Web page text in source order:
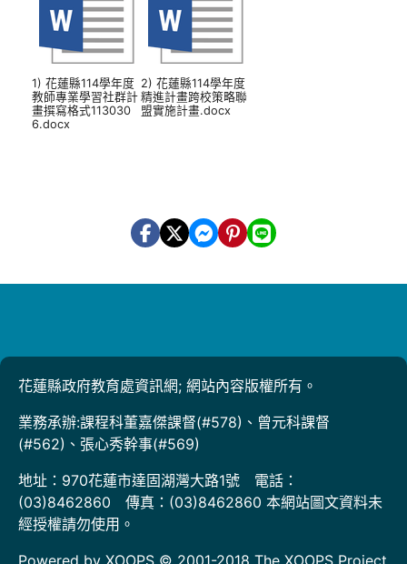
1) 花蓮縣114學年度
教師專業學習社群計
畫撰寫格式113030
6.docx
2) 花蓮縣114學年度
精進計畫跨校策略聯
盟實施計畫.docx
花蓮縣政府教育處資訊網; 網站內容版權所有。
業務承辦:課程科董嘉傑課督(#578)、曾元科課督
(#562)、張心秀幹事(#569)
地址：970花蓮市達固湖灣大路1號 電話：
(03)8462860 傳真：(03)8462860 本網站圖文資料未
經授權請勿使用。
Powered by XOOPS © 2001-2018 The XOOPS Project